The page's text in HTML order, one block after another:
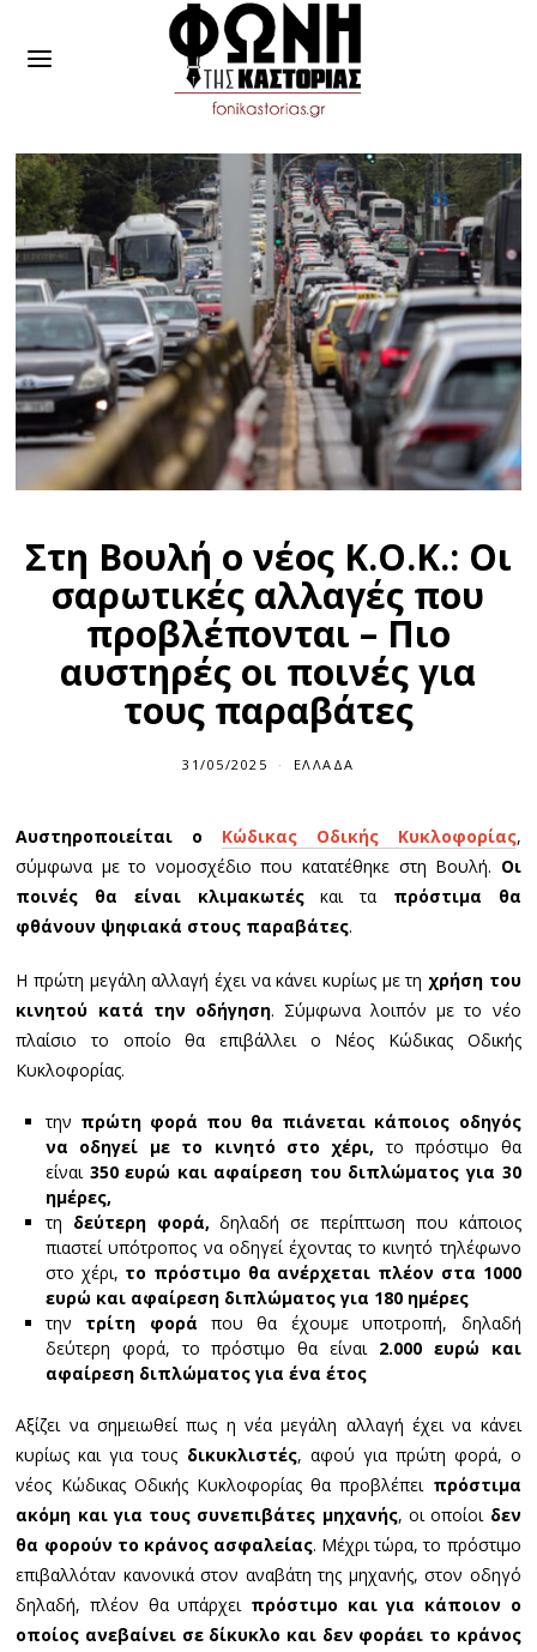
Στη Βουλή ο νέος Κ.Ο.Κ.: Οι
σαρωτικές αλλαγές που
προβλέπονται – Πιο
αυστηρές οι ποινές για
τους παραβάτες
31/05/2025 ΕΛΛΆΔΑ
Αυστηροποιείται ο Κώδικας Οδικής Κυκλοφορίας,
σύμφωνα με το νομοσχέδιο που κατατέθηκε στη Βουλή. Οι
ποινές θα είναι κλιμακωτέςκαι τα πρόστιμα θα
φθάνουν ψηφιακά στους παραβάτες.
Η πρώτη μεγάλη αλλαγή έχει να κάνει κυρίως με τη χρήση του
κινητού κατά την οδήγηση. Σύμφωνα λοιπόν με το νέο
πλαίσιο το οποίο θα επιβάλλει ο Νέος Κώδικας Οδικής
Κυκλοφορίας.
την πρώτη φορά που θα πιάνεται κάποιος οδηγός
να οδηγεί με το κινητό στο χέρι, το πρόστιμο θα
είναι 350 ευρώ και αφαίρεση του διπλώματος για 30
ημέρες,
τη δεύτερη φορά, δηλαδή σε περίπτωση που κάποιος
πιαστεί υπότροπος να οδηγεί έχοντας το κινητό τηλέφωνο
στο χέρι, το πρόστιμο θα ανέρχεται πλέον στα 1000
ευρώ και αφαίρεση διπλώματος για 180 ημέρες
την τρίτη φορά που θα έχουμε υποτροπή, δηλαδή
δεύτερη φορά, το πρόστιμο θα είναι 2.000 ευρώ και
αφαίρεση διπλώματος για ένα έτος
Αξίζει να σημειωθεί πως η νέα μεγάλη αλλαγή έχει να κάνει
κυρίως και για τους δικυκλιστές, αφού για πρώτη φορά, ο
νέος Κώδικας Οδικής Κυκλοφορίας θα προβλέπει πρόστιμα
ακόμη και για τους συνεπιβάτες μηχανής, οι οποίοι δεν
θα φορούν το κράνος ασφαλείας. Μέχρι τώρα, το πρόστιμο
επιβαλλόταν κανονικά στον αναβάτη της μηχανής, στον οδηγό
δηλαδή, πλέον θα υπάρχει πρόστιμο και για κάποιον ο
οποίος ανεβαίνει σε δίκυκλο και δεν φοράει το κράνος